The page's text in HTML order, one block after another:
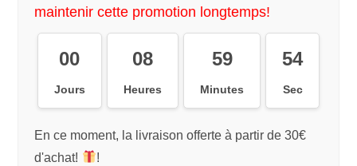
maintenir cette promotion longtemps!
00
Jours
08
Heures
59
Minutes
54
Sec
En ce moment, la livraison offerte à partir de 30€
d'achat!
!